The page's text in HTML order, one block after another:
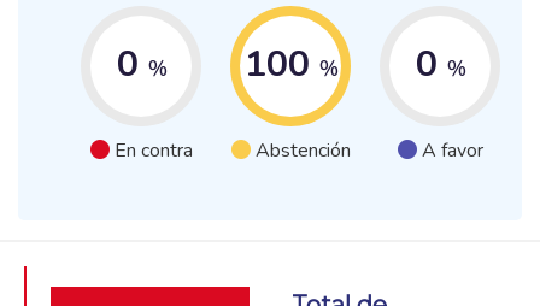
0 %
En contra
100 %
Abstención
0 %
A favor